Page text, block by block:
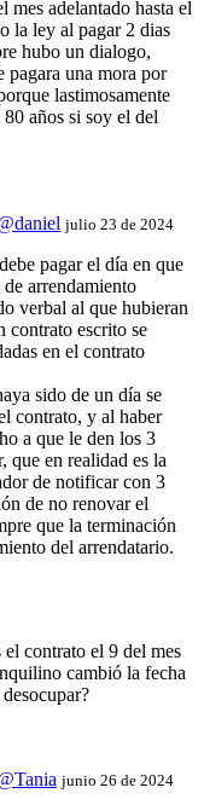
mes adelantado hasta el
la ley al pagar 2 dias
hubo un dialogo,
pagara una mora por
lastimosamente
años si soy el del
julio 23 de 2024
pagar el día en que
arrendamiento
verbal al que hubieran
contrato escrito se
en el contrato
sido de un día se
contrato, y al haber
a que le den los 3
que en realidad es la
de notificar con 3
de no renovar el
que la terminación
del arrendatario.
contrato el 9 del mes
cambió la fecha
junio 26 de 2024